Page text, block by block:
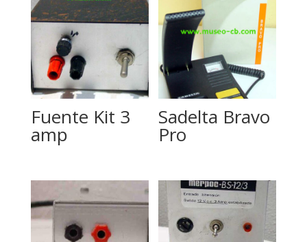
Fuente Kit 3
amp
Sadelta Bravo
Pro